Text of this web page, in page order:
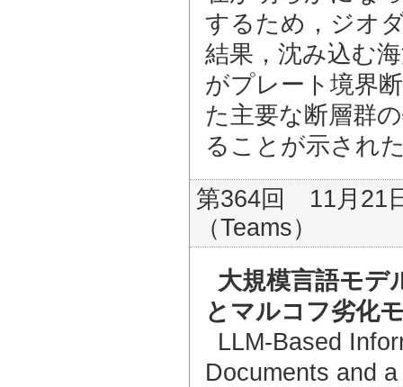
するため，ジオ
結果，沈み込む
がプレート境界
た主要な断層群
ることが示され
第364回 11月21
（Teams）
大規模言語モデ
とマルコフ劣化
LLM-Based
Documents and